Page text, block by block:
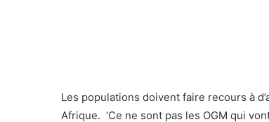
Les populations doivent faire recours à
Afrique. ‘Ce ne sont pas les OGM qui